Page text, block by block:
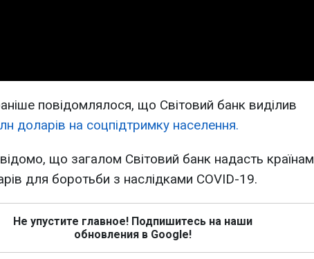
повідомлялося, що Світовий банк виділив
доларів на соцпідтримку населення.
що загалом Світовий банк надасть країнам
для боротьби з наслідками COVID-19.
Не упустите главное! Подпишитесь на наши
обновления в Google!